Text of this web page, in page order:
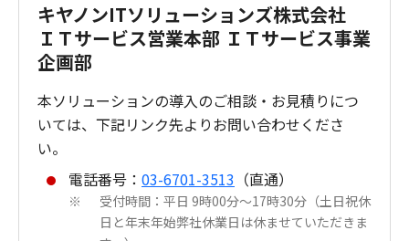
キヤノンITソリューションズ株式会社
ＩＴサービス営業本部 ＩＴサービス事業
企画部
本ソリューションの導入のご相談・お見積りにつ
いては、下記リンク先よりお問い合わせくださ
い。
電話番号： 03-6701-3513 （直通）
※
受付時間：平日 9時00分～17時30分（土日祝休
日と年末年始弊社休業日は休ませていただきま